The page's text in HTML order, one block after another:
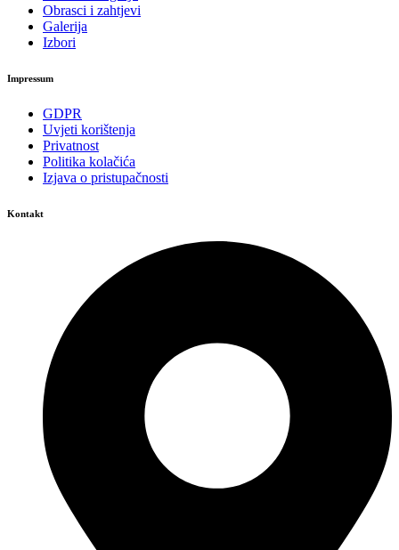
Obrasci i zahtjevi
Galerija
Izbori
Impressum
GDPR
Uvjeti korištenja
Privatnost
Politika kolačića
Izjava o pristupačnosti
Kontakt